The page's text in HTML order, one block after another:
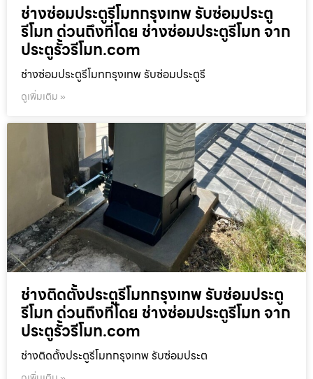
ช่างซ่อมประตูรีโมทกรุงเทพ รับซ่อมประตู
รีโมท ด่วนถึงที่โดย ช่างซ่อมประตูรีโมท จาก
ประตูรั้วรีโมท.com
ช่างซ่อมประตูรีโมทกรุงเทพ รับซ่อมประตูรี
ดูเพิ่มเติม »
ช่างติดตั้งประตูรีโมทกรุงเทพ รับซ่อมประตู
รีโมท ด่วนถึงที่โดย ช่างซ่อมประตูรีโมท จาก
ประตูรั้วรีโมท.com
ช่างติดตั้งประตูรีโมทกรุงเทพ รับซ่อมประต